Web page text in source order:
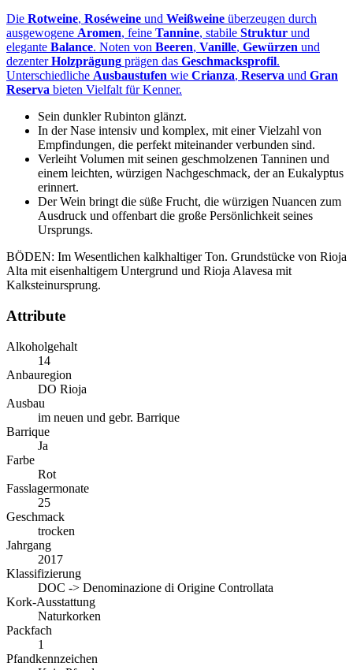
Die Rotweine, Roséweine und Weißweine überzeugen durch
ausgewogene Aromen, feine Tannine, stabile Struktur und
elegante Balance. Noten von Beeren, Vanille, Gewürzen und
dezenterHolzprägung prägen das Geschmacksprofil.
Unterschiedliche Ausbaustufen wie Crianza, Reserva und Gran
Reserva bieten Vielfalt für Kenner.
Sein dunkler Rubinton glänzt.
In der Nase intensiv und komplex, mit einer Vielzahl von
Empfindungen, die perfekt miteinander verbunden sind.
Verleiht Volumen mit seinen geschmolzenen Tanninen und
einem leichten, würzigen Nachgeschmack, der an Eukalyptus
erinnert.
Der Wein bringt die süße Frucht, die würzigen Nuancen zum
Ausdruck und offenbart die große Persönlichkeit seines
Ursprungs.
BÖDEN: Im Wesentlichen kalkhaltiger Ton. Grundstücke von Rioja
Alta mit eisenhaltigem Untergrund und Rioja Alavesa mit
Kalksteinursprung.
Attribute
Alkoholgehalt
14
Anbauregion
DO Rioja
Ausbau
im neuen und gebr. Barrique
Barrique
Ja
Farbe
Rot
Fasslagermonate
25
Geschmack
trocken
Jahrgang
2017
Klassifizierung
DOC -> Denominazione di Origine Controllata
Kork-Ausstattung
Naturkorken
Packfach
1
Pfandkennzeichen